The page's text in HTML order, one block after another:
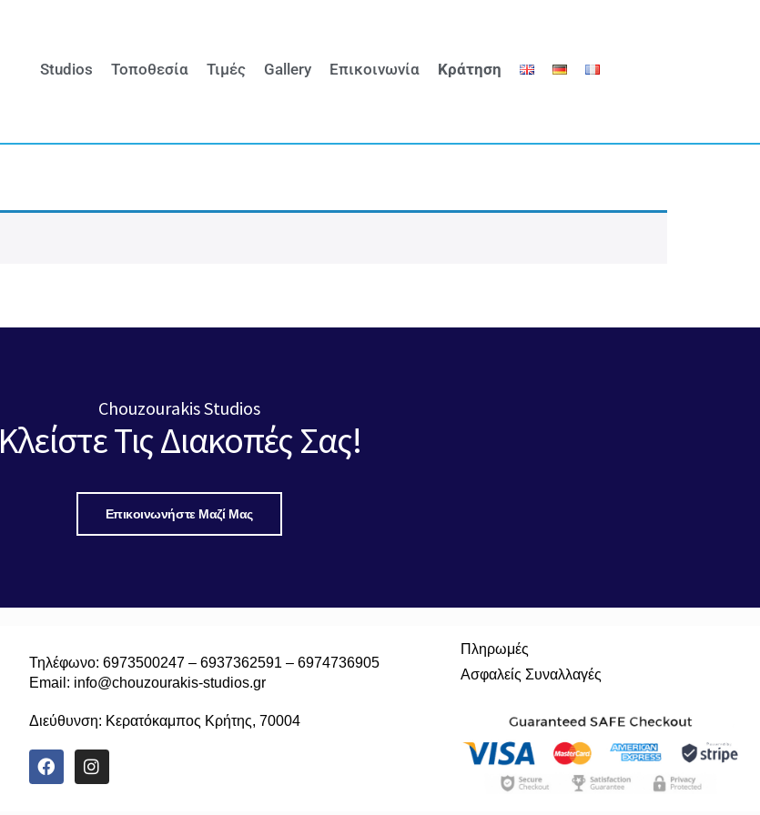
Studios Τοποθεσία Τιμές Gallery Επικοινωνία Κράτηση
Chouzourakis Studios
Κλείστε Τις Διακοπές Σας!
Επικοινωνήστε Μαζί Μας
Τηλέφωνο: 6973500247– 6937362591 – 6974736905
Email: info@chouzourakis-studios.gr
Διεύθυνση: Κερατόκαμπος Κρήτης, 70004
Πληρωμές
Ασφαλείς Συναλλαγές